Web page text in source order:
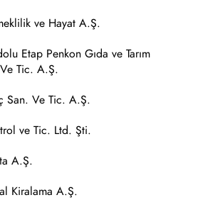
ve Hayat A.Ş.
Etap Penkon Gıda ve Tarım
Tic. A.Ş.
San. Ve Tic. A.Ş.
ve Tic. Ltd. Şti.
A.Ş.
Kiralama A.Ş.